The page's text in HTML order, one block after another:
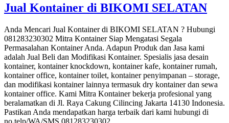
Jual Kontainer di BIKOMI SELATAN
Anda Mencari Jual Kontainer di BIKOMI SELATAN ? Hubungi
081283230302 Mitra Kontainer Siap Mengatasi Segala
Permasalahan Kontainer Anda. Adapun Produk dan Jasa kami
adalah Jual Beli dan Modifikasi Kontainer. Spesialis jasa desain
kontainer, kontainer knockdown, kontainer kafe, kontainer rumah,
kontainer office, kontainer toilet, kontainer penyimpanan – storage,
dan modifikasi kontainer lainnya termasuk dry kontainer dan sewa
kontainer office. Kami Mitra Kontainer bekerja profesional yang
beralamatkan di Jl. Raya Cakung Cilincing Jakarta 14130 Indonesia.
Pastikan Anda mendapatkan harga terbaik dari kami hubungi di
no.telp/WA/SMS 081283230302